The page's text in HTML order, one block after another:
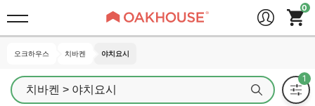
오크하우스 치바켄 야치요시
치바켄 > 야치요시
오크하우스 치바켄 야치요시